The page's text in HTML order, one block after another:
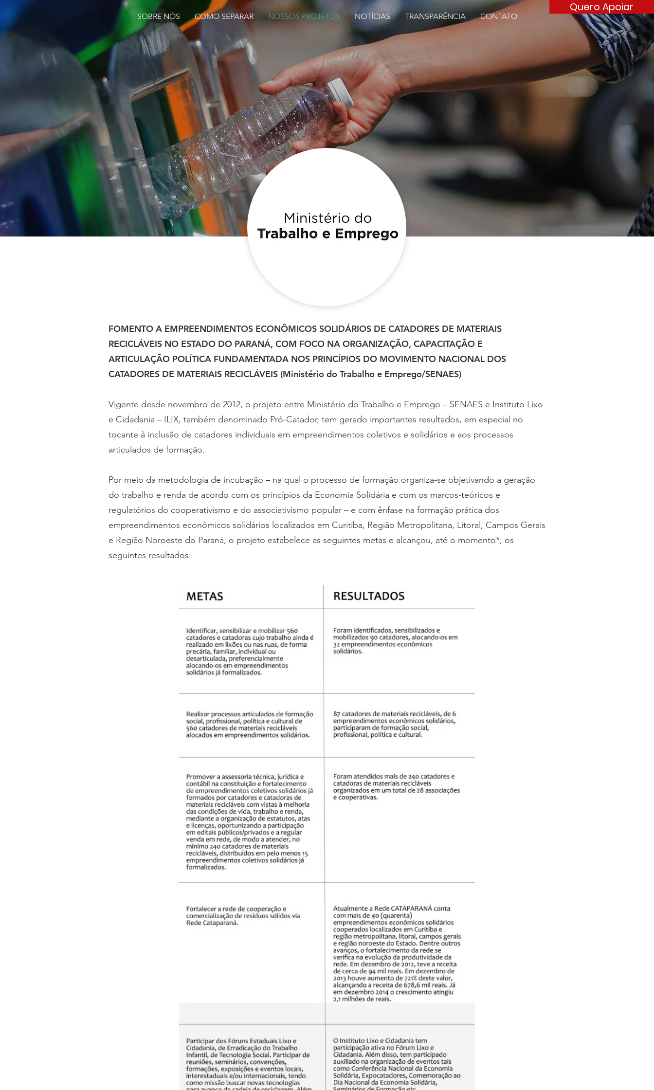
Quero Apoiar
SOBRE NÓS COMO SEPARAR NOSSOS PROJETOS NOTÍCIAS TRANSPARÊNCIA CONTATO
FOMENTO A EMPREENDIMENTOS ECONÔMICOS SOLIDÁRIOS DE CATADORES DE MATERIAIS
RECICLÁVEIS NO ESTADO DO PARANÁ, COM FOCO NA ORGANIZAÇÃO, CAPACITAÇÃO E
ARTICULAÇÃO POLÍTICA FUNDAMENTADA NOS PRINCÍPIOS DO MOVIMENTO NACIONAL DOS
CATADORES DE MATERIAIS RECICLÁVEIS (Ministério do Trabalho e Emprego/SENAES)
Vigente desde novembro de 2012, o projeto entre Ministério do Trabalho e Emprego – SENAES e Instituto Lixo
e Cidadania – ILIX, também denominado Pró-Catador, tem gerado importantes resultados, em especial no
tocante à inclusão de catadores individuais em empreendimentos coletivos e solidários e aos processos
articulados de formação.
Por meio da metodologia de incubação – na qual o processo de formação organiza-se objetivando a geração
do trabalho e renda de acordo com os princípios da Economia Solidária e com os marcos-teóricos e
regulatórios do cooperativismo e do associativismo popular – e com ênfase na formação prática dos
empreendimentos econômicos solidários localizados em Curitiba, Região Metropolitana, Litoral, Campos Gerais
e Região Noroeste do Paraná, o projeto estabelece as seguintes metas e alcançou, até o momento*, os
seguintes resultados: